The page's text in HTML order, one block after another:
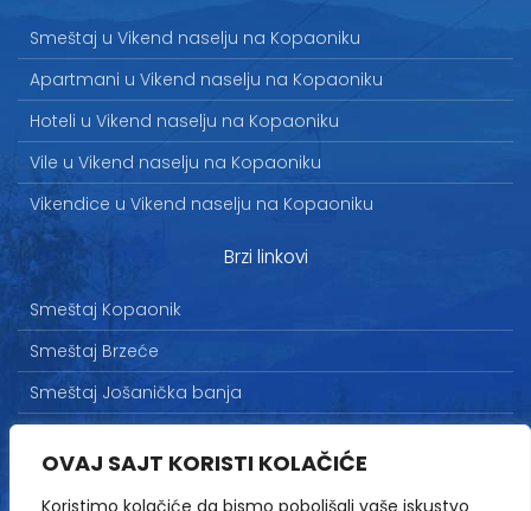
OVAJ SAJT KORISTI KOLAČIĆE
Koristimo kolačiće da bismo poboljšali vaše iskustvo
Smeštaj u Vikend naselju na Kopaoniku
Apartmani u Vikend naselju na Kopaoniku
Hoteli u Vikend naselju na Kopaoniku
Vile u Vikend naselju na Kopaoniku
Vikendice u Vikend naselju na Kopaoniku
Brzi linkovi
Smeštaj Kopaonik
Smeštaj Brzeće
Smeštaj Jošanička banja
Marketing